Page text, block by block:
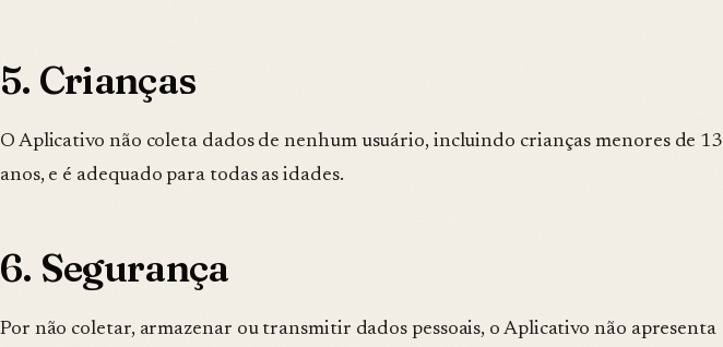
5. Crianças
O Aplicativo não coleta dados de nenhum usuário, incluindo crianças menores de 13
anos, e é adequado para todas as idades.
6. Segurança
Por não coletar, armazenar ou transmitir dados pessoais, o Aplicativo não apresenta